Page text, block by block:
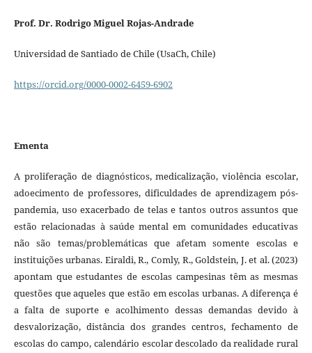
Prof. Dr. Rodrigo Miguel Rojas-Andrade
Universidad de Santiado de Chile (UsaCh, Chile)
https://orcid.org/0000-0002-6459-6902
Ementa
A proliferação de diagnósticos, medicalização, violência escolar,
adoecimento de professores, dificuldades de aprendizagem pós-
pandemia, uso exacerbado de telas e tantos outros assuntos que
estão relacionadas à saúde mental em comunidades educativas
não são temas/problemáticas que afetam somente escolas e
instituições urbanas. Eiraldi, R., Comly, R., Goldstein, J. et al. (2023)
apontam que estudantes de escolas campesinas têm as mesmas
questões que aqueles que estão em escolas urbanas. A diferença é
a falta de suporte e acolhimento dessas demandas devido à
desvalorização, distância dos grandes centros, fechamento de
escolas do campo, calendário escolar descolado da realidade rural